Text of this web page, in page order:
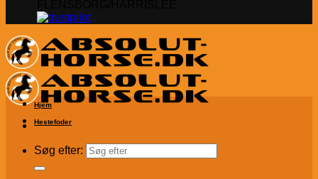
Søg efter:
Hjem
Hestefoder